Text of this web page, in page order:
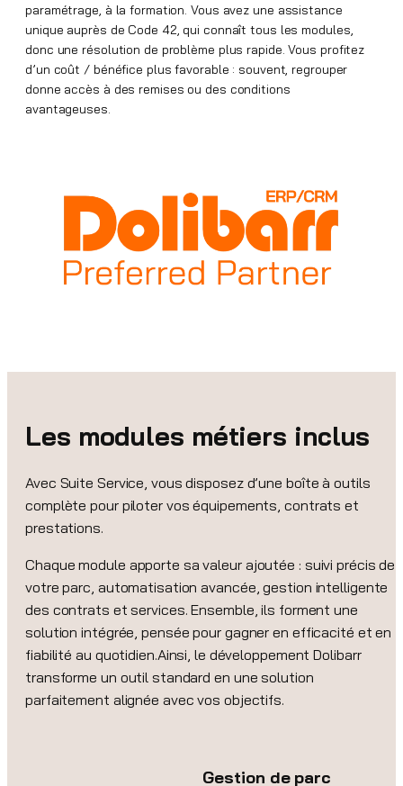
paramétrage, à la formation. Vous avez une assistance
unique auprès de Code 42, qui connaît tous les modules,
donc une résolution de problème plus rapide. Vous profitez
d’un coût / bénéfice plus favorable : souvent, regrouper
donne accès à des remises ou des conditions
avantageuses.
Les modules métiers inclus
Avec Suite Service, vous disposez d’une boîte à outils
complète pour piloter vos équipements, contrats et
prestations.
Chaque module apporte sa valeur ajoutée : suivi précis de
votre parc, automatisation avancée, gestion intelligente
des contrats et services. Ensemble, ils forment une
solution intégrée, pensée pour gagner en efficacité et en
fiabilité au quotidien.Ainsi, le développement Dolibarr
transforme un outil standard en une solution
parfaitement alignée avec vos objectifs.
Gestion de parc